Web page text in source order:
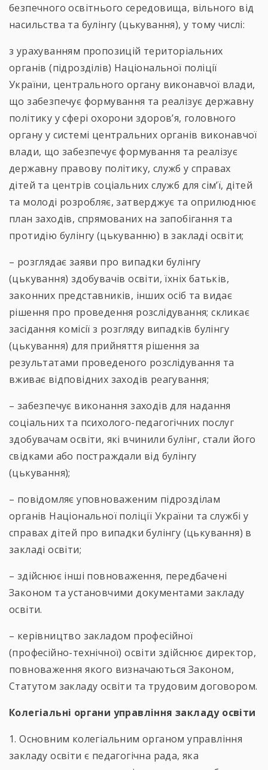
безпечного освітнього середовища, вільного від
насильства та булінгу (цькування), у тому числі:
з урахуванням пропозицій територіальних
органів (підрозділів) Національної поліції
України, центрального органу виконавчої влади,
що забезпечує формування та реалізує державну
політику у сфері охорони здоров’я, головного
органу у системі центральних органів виконавчої
влади, що забезпечує формування та реалізує
державну правову політику, служб у справах
дітей та центрів соціальних служб для сім’ї, дітей
та молоді розробляє, затверджує та оприлюднює
план заходів, спрямованих на запобігання та
протидію булінгу (цькуванню) в закладі освіти;
– розглядає заяви про випадки булінгу
(цькування) здобувачів освіти, їхніх батьків,
законних представників, інших осіб та видає
рішення про проведення розслідування; скликає
засідання комісії з розгляду випадків булінгу
(цькування) для прийняття рішення за
результатами проведеного розслідування та
вживає відповідних заходів реагування;
– забезпечує виконання заходів для надання
соціальних та психолого-педагогічних послуг
здобувачам освіти, які вчинили булінг, стали його
свідками або постраждали від булінгу
(цькування);
– повідомляє уповноваженим підрозділам
органів Національної поліції України та службі у
справах дітей про випадки булінгу (цькування) в
закладі освіти;
– здійснює інші повноваження, передбачені
Законом та установчими документами закладу
освіти.
– керівництво закладом професійної
(професійно-технічної) освіти здійснює директор,
повноваження якого визначаються Законом,
Статутом закладу освіти та трудовим договором.
Колегіальні органи управління закладу освіти
1. Основним колегіальним органом управління
закладу освіти є педагогічна рада, яка